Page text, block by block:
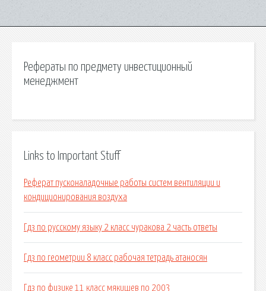
Рефераты по предмету инвестиционный
менеджмент
Links to Important Stuff
Реферат пусконаладочные работы систем вентиляции и
кондиционирования воздуха
Гдз по русскому языку 2 класс чуракова 2 часть ответы
Гдз по геометрии 8 класс рабочая тетрадь атаносян
Гдз по физике 11 класс мякишев по 2003